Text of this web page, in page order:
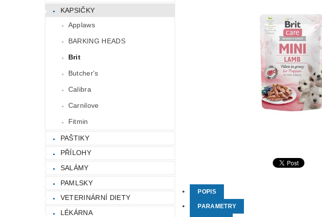
KAPSIČKY
Applaws
BARKING HEADS
Brit
Butcher's
Calibra
Carnilove
Fitmin
PAŠTIKY
PŘÍLOHY
SALÁMY
PAMLSKY
VETERINÁRNÍ DIETY
LÉKÁRNA
POPIS
PARAMETRY